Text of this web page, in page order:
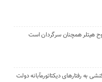
هیتلر همچنان سرگردان است
به رفتارهای دیکتاتورمآبانه دولت